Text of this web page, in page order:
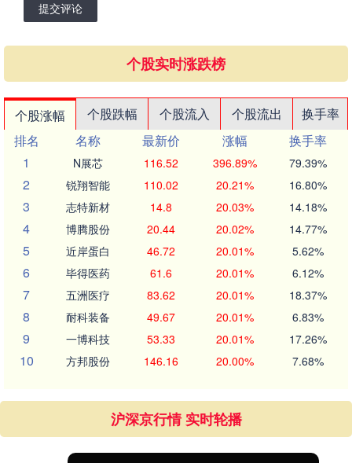
提交评论
个股实时涨跌榜
个股涨幅 个股跌幅 个股流入 个股流出
换手率
排名
名称 最新价 涨幅
换手率
1
N展芯 116.52 396.89% 79.39%
2 锐翔智能 110.02 20.21% 16.80%
3 志特新材 14.8 20.03% 14.18%
4 博腾股份 20.44 20.02% 14.77%
5 近岸蛋白 46.72 20.01% 5.62%
6 毕得医药 61.6 20.01% 6.12%
7 五洲医疗 83.62 20.01% 18.37%
8 耐科装备 49.67 20.01% 6.83%
9 一博科技 53.33 20.01% 17.26%
10 方邦股份 146.16 20.00% 7.68%
沪深京行情 实时轮播